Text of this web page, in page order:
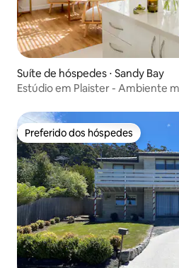
Suíte de hóspedes ⋅ Sandy Bay
Estúdio em Plaister - Ambiente
Preferido dos hóspedes
Preferido dos hóspedes